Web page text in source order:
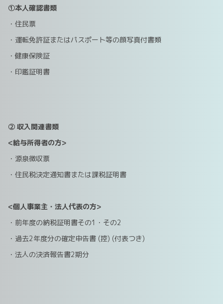
①本人確認書類
・住民票
・運転免許証またはパスポート等の顔写真付書類
・健康保険証
・印鑑証明書
② 収入関連書類
<給与所得者の方>
・源泉徴収票
・住民税決定通知書または課税証明書
<個人事業主・法人代表の方>
・前年度の納税証明書その1・その2
・過去2年度分の確定申告書 (控) (付表つき)
・法人の決済報告書2期分